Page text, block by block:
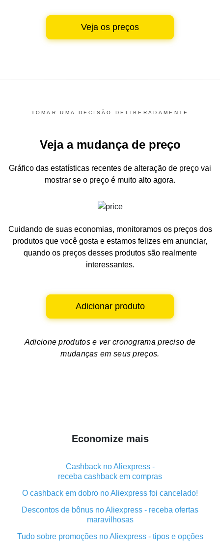
Veja os preços
TOMAR UMA DECISÃO DELIBERADAMENTE
Veja a mudança de preço
Gráfico das estatísticas recentes de alteração de preço vai
mostrar se o preço é muito alto agora.
Cuidando de suas economias, monitoramos os preços dos
produtos que você gosta e estamos felizes em anunciar,
quando os preços desses produtos são realmente
interessantes.
Adicionar produto
Adicione produtos e vercronograma preciso de
mudanças em seus preços.
Economize mais
Cashback no Aliexpress -
receba cashback em compras
O cashback em dobro no Aliexpress foi cancelado!
Descontos de bônus no Aliexpress - receba ofertas
maravilhosas
Tudo sobre promoções no Aliexpress - tipos e opções